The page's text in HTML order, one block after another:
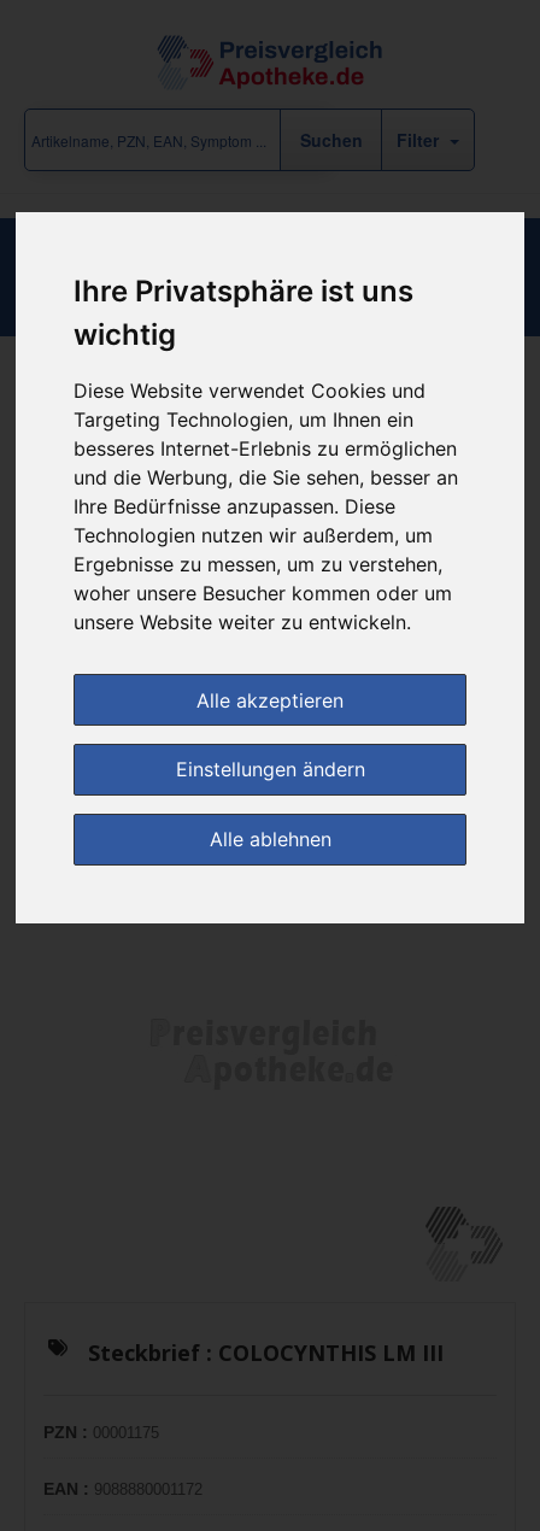
Ihre Privatsphäre ist uns
wichtig
Diese Website verwendet Cookies und
Targeting Technologien, um Ihnen ein
besseres Internet-Erlebnis zu ermöglichen
und die Werbung, die Sie sehen, besser an
Ihre Bedürfnisse anzupassen. Diese
Technologien nutzen wir außerdem, um
Ergebnisse zu messen, um zu verstehen,
woher unsere Besucher kommen oder um
unsere Website weiter zu entwickeln.
Alle akzeptieren
Einstellungen ändern
Alle ablehnen
Filter
COLOCYNTHIS LM III
Produkt empfehlen
Kein Preis bekannt
Das gewünschte Produkt ist derzeit bei keinem unserer Partner
erhältlich.
zur Startseite
Preisalarm
Steckbrief : COLOCYNTHIS LM III
PZN : 00001175
EAN : 9088880001172